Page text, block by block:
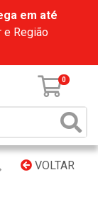
em até
e Região
0
VOLTAR